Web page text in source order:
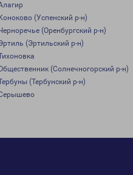
(Успенский р-н)
(Оренбургский р-н)
(Эртильский р-н)
(Солнечногорский р-н)
(Тербунский р-н)